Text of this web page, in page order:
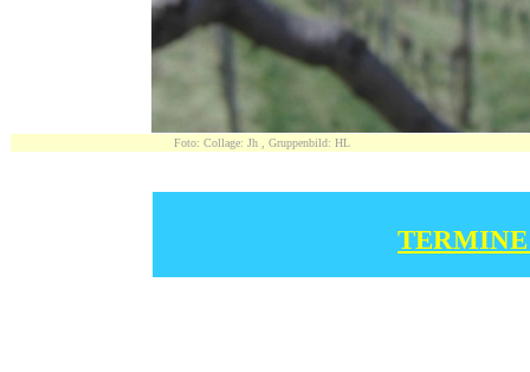
Foto: Collage: Jh , Gruppenbild: HL http://